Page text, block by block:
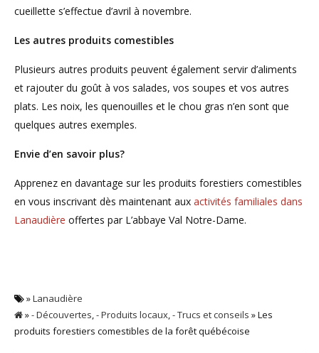
cueillette s’effectue d’avril à novembre.
Les autres produits comestibles
Plusieurs autres produits peuvent également servir d’aliments
et rajouter du goût à vos salades, vos soupes et vos autres
plats. Les noix, les quenouilles et le chou gras n’en sont que
quelques autres exemples.
Envie d’en savoir plus?
Apprenez en davantage sur les produits forestiers comestibles
en vous inscrivant dès maintenant aux activités familiales dans
Lanaudière offertes par L’abbaye Val Notre-Dame.
»Lanaudière
»- Découvertes,- Produits locaux,- Trucs et conseils » Les
produits forestiers comestibles de la forêt québécoise